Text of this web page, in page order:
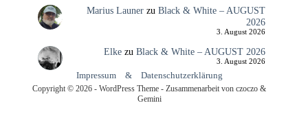
Marius Launerzu Black & White – AUGUST
2026
3. August 2026
Elkezu Black & White – AUGUST 2026
3. August 2026
Impressum & Datenschutzerklärung
Copyright © 2026 - WordPress Theme - Zusammenarbeit von czoczo &
Gemini